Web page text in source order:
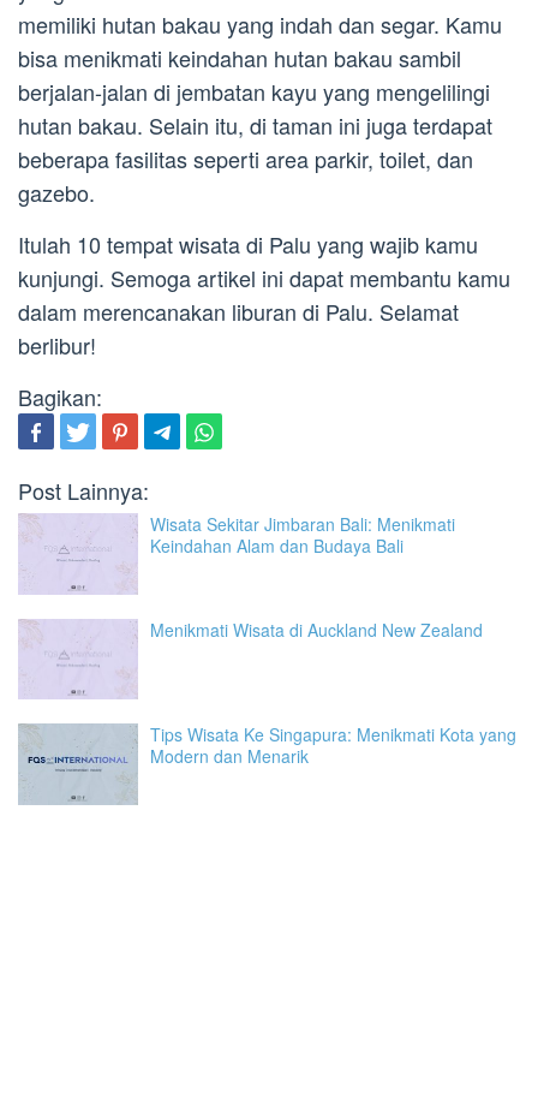
memiliki hutan bakau yang indah dan segar. Kamu
bisa menikmati keindahan hutan bakau sambil
berjalan-jalan di jembatan kayu yang mengelilingi
hutan bakau. Selain itu, di taman ini juga terdapat
beberapa fasilitas seperti area parkir, toilet, dan
gazebo.
Itulah 10 tempat wisata di Palu yang wajib kamu
kunjungi. Semoga artikel ini dapat membantu kamu
dalam merencanakan liburan di Palu. Selamat
berlibur!
Bagikan:
Post Lainnya:
Wisata Sekitar Jimbaran Bali: Menikmati
Keindahan Alam dan Budaya Bali
Menikmati Wisata di Auckland New Zealand
Tips Wisata Ke Singapura: Menikmati Kota yang
Modern dan Menarik